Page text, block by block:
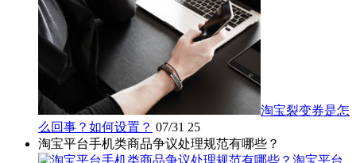
淘宝裂变券是怎
么回事？如何设置？ 07/31 25
淘宝平台手机类商品争议处理规范有哪些？
淘宝平台